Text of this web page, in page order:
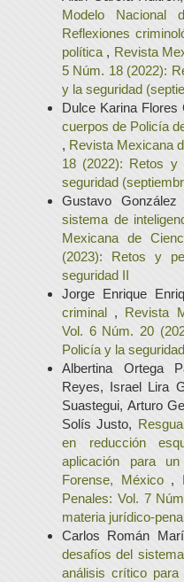
Modelo Nacional
Reflexiones
política , Revista
5 Núm. 18 (2022):
y la seguridad
Dulce Karina Flores
cuerpos de Policía
, Revista Mexicana
18 (2022): Retos
seguridad
Gustavo González
sistema de
Mexicana de
(2023): Retos y
seguridad II
Jorge Enrique
criminal , Revista
Vol. 6 Núm. 20
Policía y la
Albertina Ortega
Reyes, Israel Lira
Suastegui, Arturo
Solís Justo,
en reducción
aplicación para
Forense, México ,
Penales: Vol. 7
materia jurídico-
Carlos Román
desafíos del
análisis crítico para